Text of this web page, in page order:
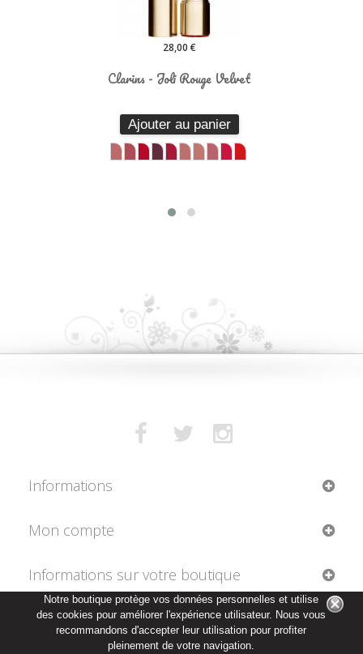
Notre boutique protège vos données personnelles et utilise
des cookies pour améliorer l'expérience utilisateur. Nous vous
recommandons d'accepter leur utilisation pour profiter
pleinement de votre navigation.
Clarins - Joli Rouge Velvet
Ajouter au panier
Informations
Mon compte
Informations sur votre boutique